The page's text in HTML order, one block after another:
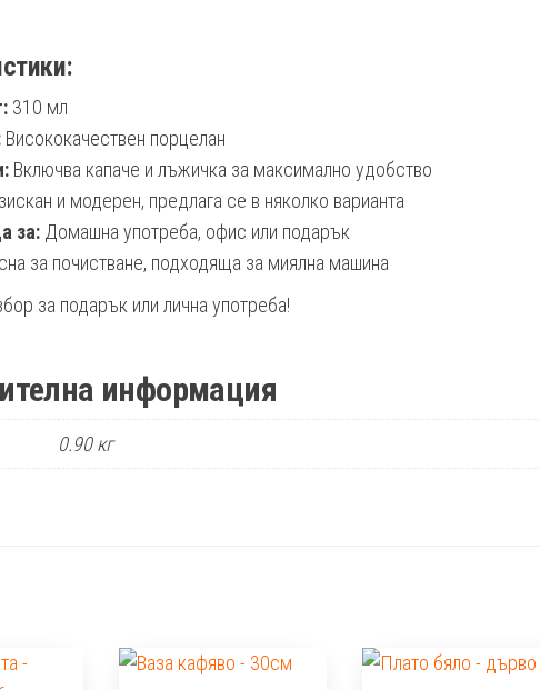
310 мл
Висококачествен порцелан
Включва капаче и лъжичка за максимално удобство
и модерен, предлага се в няколко варианта
за:Домашна употреба, офис или подарък
за почистване, подходяща за миялна машина
за подарък или лична употреба!
информация
0.90 кг